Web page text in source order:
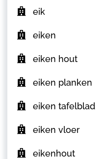
eik
eiken
eiken hout
eiken planken
eiken tafelblad
eiken vloer
eikenhout